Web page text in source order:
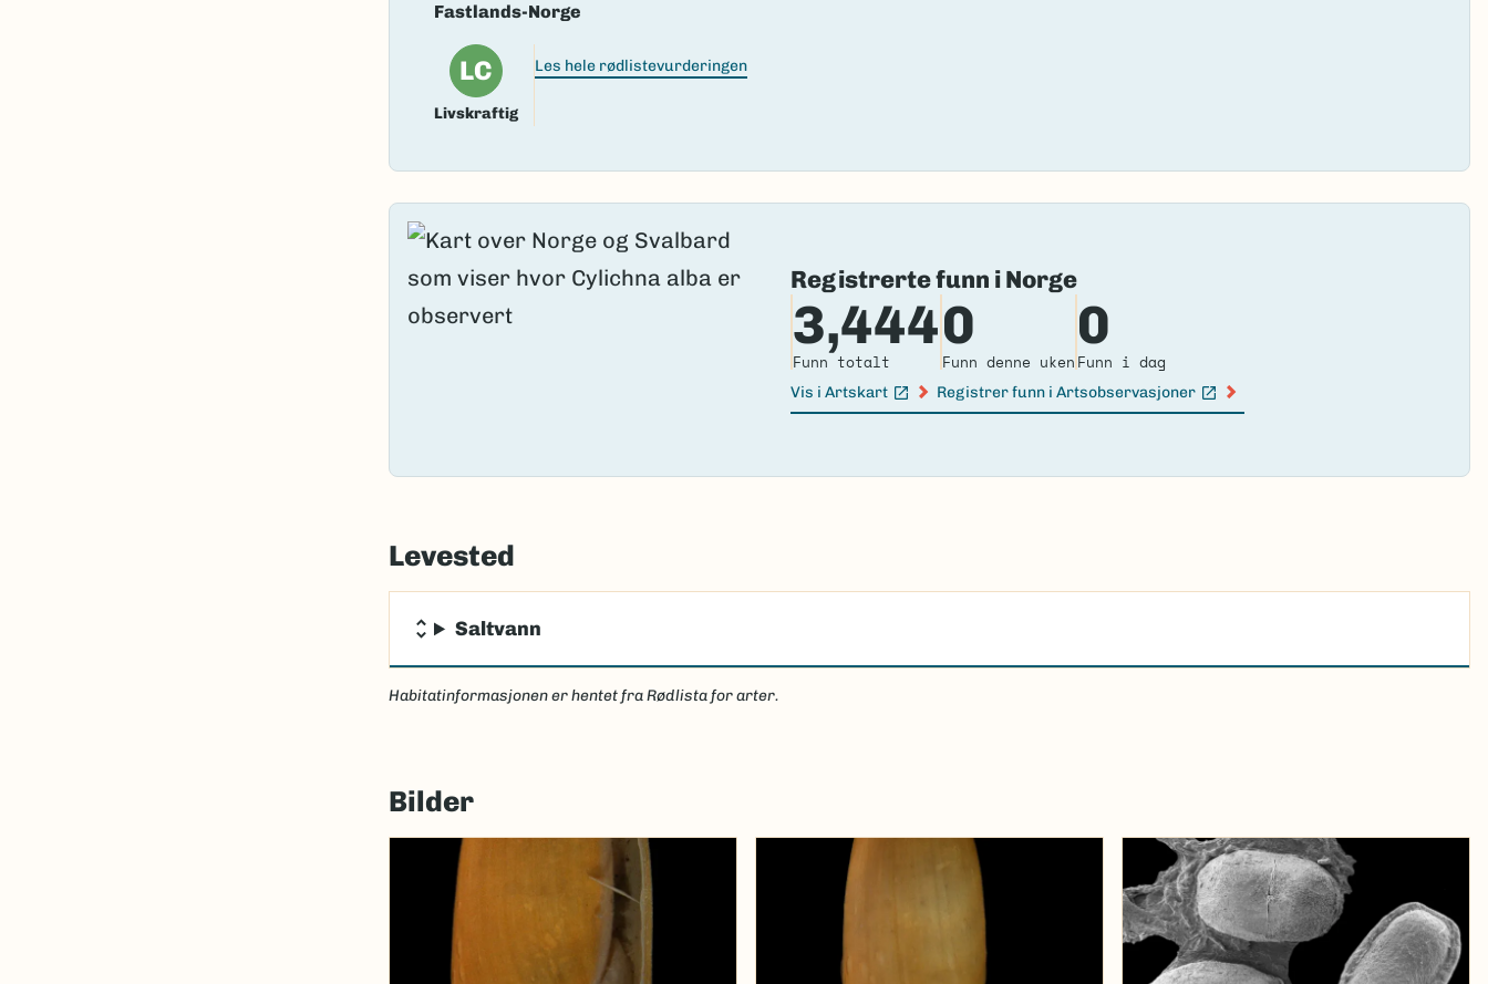
Fastlands-Norge
LC
Livskraftig
Les hele rødlistevurderingen
Registrerte funn i Norge
3,444
Funn totalt
0
Funn denne uken
0
Funn i dag
Vis i Artskart
(Ekstern lenke)
Registrer funn i Artsobservasjoner
(Ekstern lenke)
Levested
Saltvann
Habitatinformasjonen er hentet fra Rødlista for arter.
Bilder